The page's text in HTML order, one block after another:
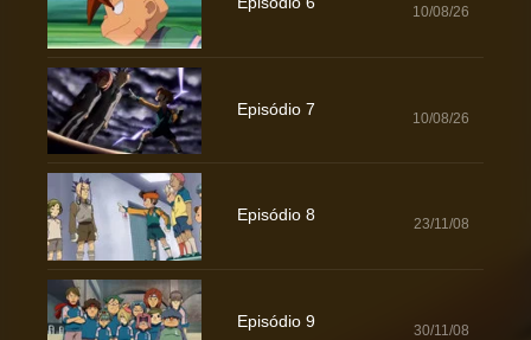
10/08/26
Episódio 7 10/08/26
Episódio 8 23/11/08
Episódio 9 30/11/08